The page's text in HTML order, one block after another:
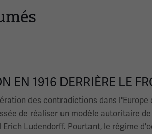
EN 1916 DERRIÈRE LE
des contradictions dans
de réaliser un modèle autoritaire
Ludendorff. Pourtant, le régime